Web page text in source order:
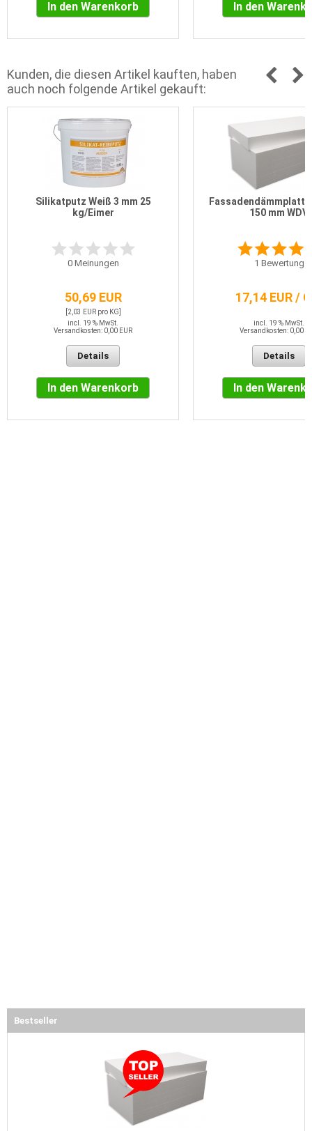
In den Warenkorb In den
Kunden, die diesen Artikel kauften, haben
auch noch folgende Artikel gekauft:
Silikatputz Weiß 3 mm 25
kg/Eimer
0Meinungen
50,69 EUR
[2,03 EUR pro KG]
incl. 19 % MwSt.
Versandkosten: 0,00 EUR
Details
In den Warenkorb
Fassadendämmplatte
150 mm WDV
1 Bewertung
17,14 EUR /
incl. 19 % MwSt.
Versandkosten: 0,00
Details
In den
Bestseller